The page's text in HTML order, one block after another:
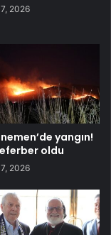
2026
yangın!
oldu
2026